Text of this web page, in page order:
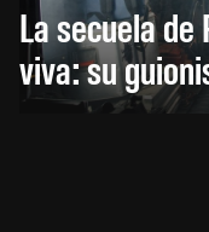
La secuela de
viva: su